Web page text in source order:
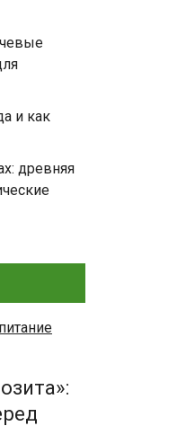
и как
древняя